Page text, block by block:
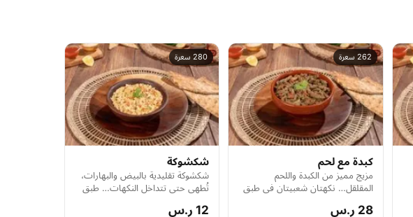
262 سعرة
كبدة مع لحم
مزيج مميز من الكبدة واللحم
المقلقل… نكهتان شعبيتان في طبق
28 ر.س
280 سعرة
شكشوكة
شكشوكة تقليدية بالبيض والبهارات،
تُطهى حتى تتداخل النكهات… طبق
12 ر.س